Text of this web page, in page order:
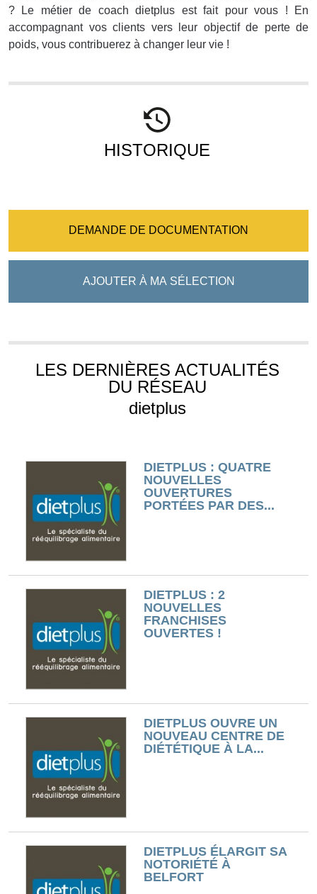
? Le métier de coach dietplus est fait pour vous ! En
accompagnant vos clients vers leur objectif de perte de
poids, vous contribuerez à changer leur vie !
HISTORIQUE
DEMANDE DE DOCUMENTATION
AJOUTER À MA SÉLECTION
LES DERNIÈRES ACTUALITÉS
DU RÉSEAU
dietplus
DIETPLUS : QUATRE
NOUVELLES
OUVERTURES
PORTÉES PAR DES...
DIETPLUS : 2
NOUVELLES
FRANCHISES
OUVERTES !
DIETPLUS OUVRE UN
NOUVEAU CENTRE DE
DIÉTÉTIQUE À LA...
DIETPLUS ÉLARGIT SA
NOTORIÉTÉ À
BELFORT